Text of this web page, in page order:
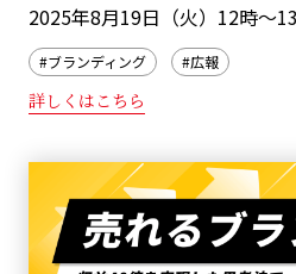
2025年8月19日（火）12時～
#ブランディング #広報
詳しくはこちら